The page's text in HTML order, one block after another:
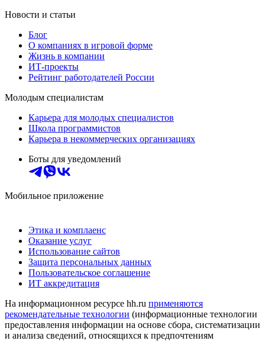
Новости и статьи
Блог
О компаниях в игровой форме
Жизнь в компании
ИТ-проекты
Рейтинг работодателей России
Молодым специалистам
Карьера для молодых специалистов
Школа программистов
Карьера в некоммерческих организациях
Боты для уведомлений
Мобильное приложение
Этика и комплаенс
Оказание услуг
Использование сайтов
Защита персональных данных
Пользовательское соглашение
ИТ аккредитация
На информационном ресурсе hh.ru применяются
рекомендательные технологии (информационные технологии
предоставления информации на основе сбора, систематизации
и анализа сведений, относящихся к предпочтениям